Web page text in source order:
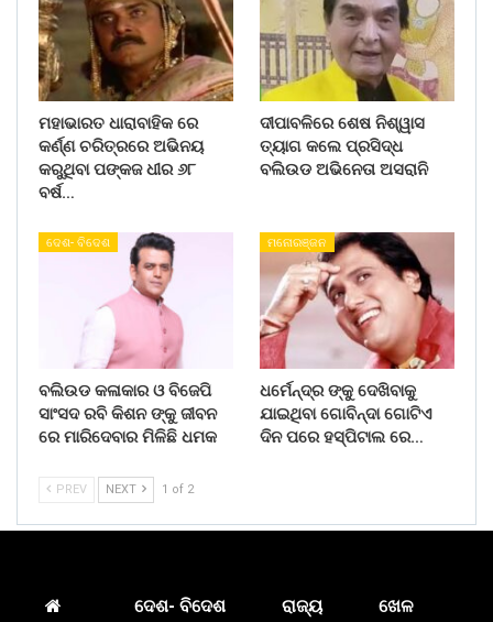
ମହାଭାରତ ଧାରାବାହିକ ରେ
କର୍ଣ୍ଣ ଚରିତ୍ରରେ ଅଭିନୟ
କରୁଥିବା ପଙ୍କଜ ଧୀର ୬୮
ବର୍ଷ…
ଦୀପାବଳିରେ ଶେଷ ନିଶ୍ୱାସ
ତ୍ୟାଗ କଲେ ପ୍ରସିଦ୍ଧ
ବଲିଉଡ ଅଭିନେତା ଅସରାନି
ଦେଶ- ବିଦେଶ
ବଲିଉଡ କଳାକାର ଓ ବିଜେପି
ସାଂସଦ ରବି କିଶନ ଙ୍କୁ ଜୀବନ
ରେ ମାରିଦେବାର ମିଳିଛି ଧମକ
ମନୋରଞ୍ଜନ
ଧର୍ମେନ୍ଦ୍ର ଙ୍କୁ ଦେଖିବାକୁ
ଯାଇଥିବା ଗୋବିନ୍ଦା ଗୋଟିଏ
ଦିନ ପରେ ହସ୍ପିଟାଲ ରେ…
PREV NEXT 1 of 2
ଦେଶ- ବିଦେଶ ରାଜ୍ୟ ଖେଳ